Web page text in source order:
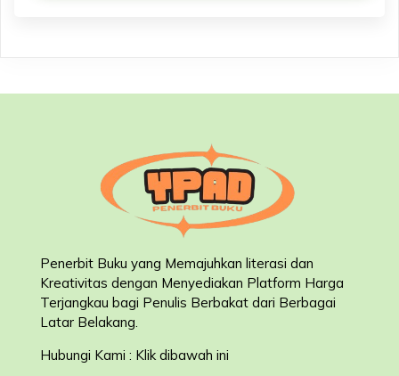
Penerbit Buku yang Memajuhkan literasi dan
Kreativitas dengan Menyediakan Platform Harga
Terjangkau bagi Penulis Berbakat dari Berbagai
Latar Belakang
Hubungi Kami : Klik dibawah ini